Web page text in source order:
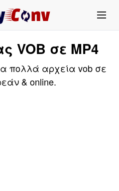
VOB σε MP4
πολλά αρχεία vob σε
& online.